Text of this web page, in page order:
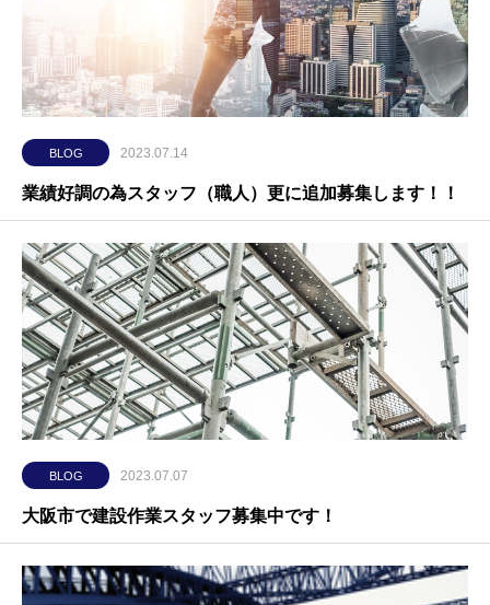
BLOG 2023.07.14
業績好調の為スタッフ（職人）更に追加募集します！！
BLOG 2023.07.07
大阪市で建設作業スタッフ募集中です！